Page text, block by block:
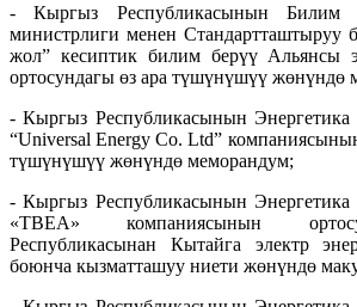
- Кыргыз Республикасынын
министрлиги менен Стандартташтыруу
жол” кесиптик билим берүү Альянсы
ортосундагы өз ара түшүнүшүү жөнүндө
- Кыргыз Республикасынын Энергетика
“Universal Energy Co. Ltd”
түшүнүшүү жөнүндө меморандум;
- Кыргыз Республикасынын Энергетика
«ТВЕА» компаниясынын
Республикасынан Кытайга электр
боюнча кызматташуу ниети жөнүндө